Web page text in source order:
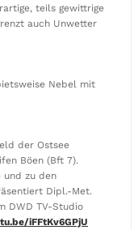
teils gewittrige
auch Unwetter
Nebel mit
der Ostsee
Böen (Bft 7).
und zu den
Dipl.-Met.
DWD TV-Studio
iFFtKv6GPjU